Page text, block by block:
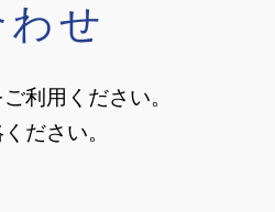
せ
利用ください。
ださい。